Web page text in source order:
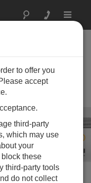
Toggle
ューション
to offer you
accept
third-party
which may use
your
these
third-party tools
do not collect